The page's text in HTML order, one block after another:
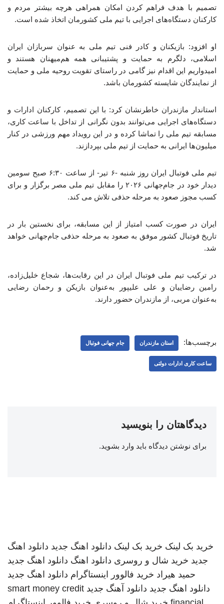
تصمیم با هدف فراهم کردن امکان همراهی هرچه بیشتر مردم و
کارکنان دستگاه‌های اجرایی با تیم ملی کشورمان اتخاذ شده است.
او افزود: بازیکنان و کادر فنی تیم ملی به عنوان سربازان ایران
اسلامی، دلگرم به حمایت و پشتیبانی همه هم‌میهنان هستند و
امیدواریم این اقدام نیز گامی در راستای تقویت روحیه ملی و حمایت
از نمایندگان شایسته کشورمان باشد.
استاندار مازندران خاطرنشان کرد: با این تصمیم، کارکنان ادارات و
دستگاه‌های اجرایی می‌توانند بدون نگرانی از تداخل با ساعت کاری،
مسابقه تیم ملی را تماشا کرده و در این رویداد مهم ورزشی در کنار
میلیون‌ها ایرانی به حمایت از تیم ملی بپردازند.
تیم ملی فوتبال ایران روز شنبه -۶ تیر- از ساعت ۶:۳۰ صبح سومین
دیدار خود در جام‌جهانی ۲۰۲۶ را مقابل تیم ملی مصر برگزار و برای
کسب مجوز صعود به مرحله حذفی تلاش می کند.
ایران در صورت کسب امتیاز از این مسابقه، برای نخستین بار در
تاریخ فوتبال کشور موفق به صعود به مرحله حذفی جام‌جهانی خواهد
شد.
در ترکیب تیم ملی فوتبال ایران در این رقابت‌ها، شجاع خلیل‌زاده،
رامین رضاییان و علی علیپور به‌عنوان بازیکن و رحمان رضایی
به‌عنوان مربی، از مازندران حضور دارند.
برچسب‌ها: استان مازندران جام جهانی فوتبال
ساعت کاری ادارات دولتی
دیدگاهتان را بنویسید
برای نوشتن دیدگاه باید وارد بشوید.
خرید بک لینک خرید بک لینک دانلود اهنگ جدید دانلود اهنگ
جدید خرید شال و روسری دانلود اهنگ دانلود اهنگ جدید
حمید هیراد خرید فالوور اینستاگرام دانلود اهنگ جدید
دانلود اهنگ جدید دانلود آهنگ جدید smart money credit